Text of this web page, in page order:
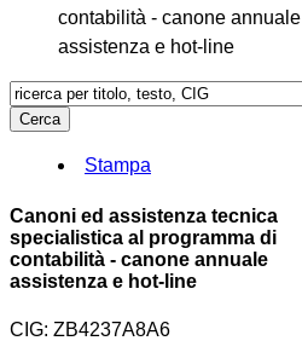
contabilità - canone annuale
assistenza e hot-line
Stampa
Canoni ed assistenza tecnica
specialistica al programma di
contabilità - canone annuale
assistenza e hot-line
CIG: ZB4237A8A6